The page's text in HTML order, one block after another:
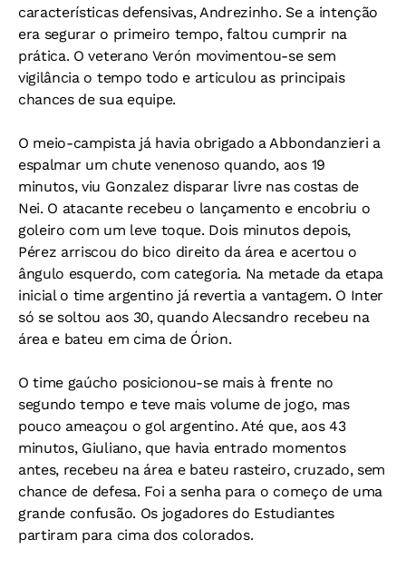
características defensivas, Andrezinho. Se a intenção
era segurar o primeiro tempo, faltou cumprir na
prática. O veterano Verón movimentou-se sem
vigilância o tempo todo e articulou as principais
chances de sua equipe.
O meio-campista já havia obrigado a Abbondanzieri a
espalmar um chute venenoso quando, aos 19
minutos, viu Gonzalez disparar livre nas costas de
Nei. O atacante recebeu o lançamento e encobriu o
goleiro com um leve toque. Dois minutos depois,
Pérez arriscou do bico direito da área e acertou o
ângulo esquerdo, com categoria. Na metade da etapa
inicial o time argentino já revertia a vantagem. O Inter
só se soltou aos 30, quando Alecsandro recebeu na
área e bateu em cima de Órion.
O time gaúcho posicionou-se mais à frente no
segundo tempo e teve mais volume de jogo, mas
pouco ameaçou o gol argentino. Até que, aos 43
minutos, Giuliano, que havia entrado momentos
antes, recebeu na área e bateu rasteiro, cruzado, sem
chance de defesa. Foi a senha para o começo de uma
grande confusão. Os jogadores do Estudiantes
partiram para cima dos colorados.